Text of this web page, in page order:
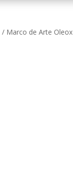
/ Marco de Arte Oleox